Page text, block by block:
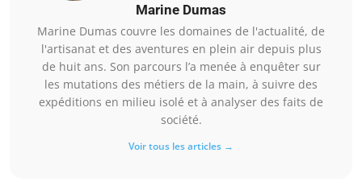
Marine Dumas
Marine Dumas couvre les domaines de l'actualité, de
l'artisanat et des aventures en plein air depuis plus
de huit ans. Son parcours l’a menée à enquêter sur
les mutations des métiers de la main, à suivre des
expéditions en milieu isolé et à analyser des faits de
société.
Voir tous les articles →